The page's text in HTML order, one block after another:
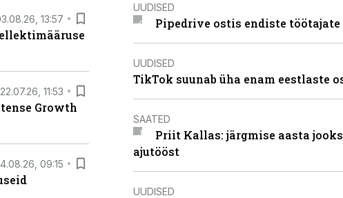
13:57
22.07.26, 11:53
Growth
09:15
UUDISED
Pipedrive ostis endiste
UUDISED
TikTok suunab üha enam eestlaste
SAATED
Priit Kallas: järgmise aasta
ajutööst
UUDISED